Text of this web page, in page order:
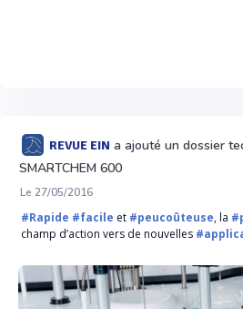
REVUE EIN a ajouté un dossier
SMARTCHEM 600
Le 27/05/2016
#Rapide #facile et #peucoûteuse, la
champ d’action vers de nouvelles